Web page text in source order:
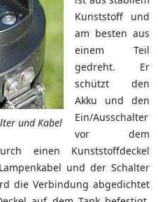
und Kabel
Kunststoff und
am besten aus
einem Teil
gedreht. Er
schützt den
Akku und den
Ein/Ausschalter
vor dem
einen Kunststoffdeckel
und der Schalter
die Verbindung abgedichtet